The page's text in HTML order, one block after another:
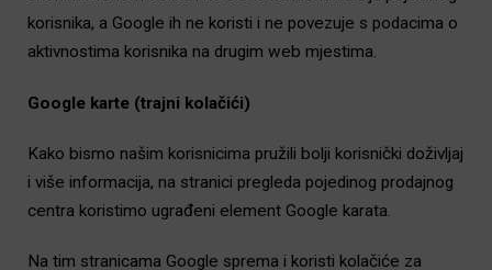
korisnika, a Google ih ne koristi i ne povezuje s podacima o
aktivnostima korisnika na drugim web mjestima.
Google karte (trajni kolačići)
Kako bismo našim korisnicima pružili bolji korisnički doživljaj
i više informacija, na stranici pregleda pojedinog prodajnog
centra koristimo ugrađeni element Google karata.
Na tim stranicama Google sprema i koristi kolačiće za